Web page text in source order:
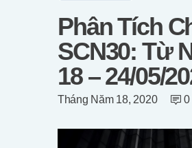
Phân Tích
SCN30: Từ
18 – 24/05/
Tháng Năm 18, 2020 0